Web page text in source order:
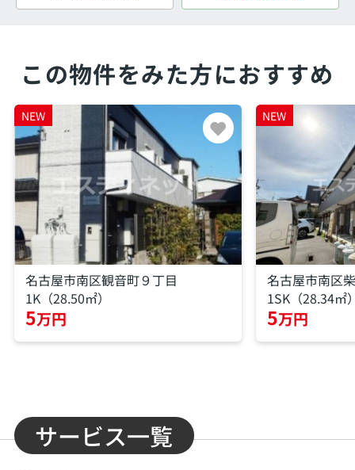
この物件をみた方におすすめ
NEW
名古屋市南区観音町９丁目
1K（28.50㎡）
5万円
NEW
名古屋市南区
1SK（28.34㎡
5万円
サービス一覧